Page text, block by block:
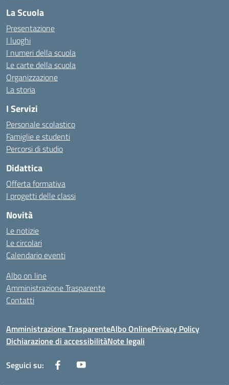
La Scuola
Presentazione
I luoghi
I numeri della scuola
Le carte della scuola
Organizzazione
La storia
I Servizi
Personale scolastico
Famiglie e studenti
Percorsi di studio
Didattica
Offerta formativa
I progetti delle classi
Novità
Le notizie
Le circolari
Calendario eventi
Albo on line
Amministrazione Trasparente
Contatti
Amministrazione TrasparenteAlbo OnlinePrivacy Policy
Dichiarazione di accessibilitàNote legali
Seguici su: